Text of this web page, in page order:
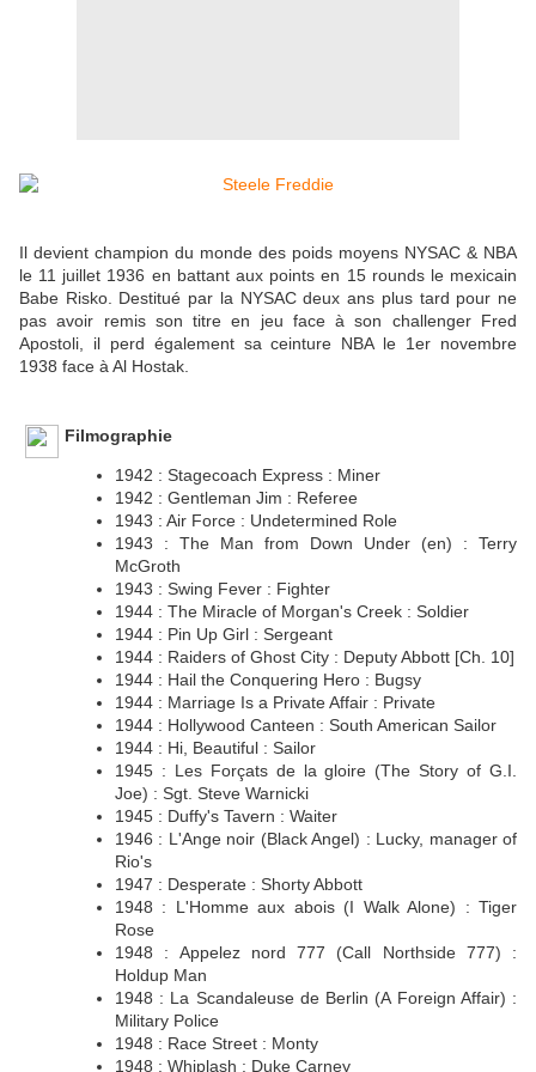
Il devient champion du monde des poids moyens NYSAC & NBA
le 11 juillet 1936 en battant aux points en 15 rounds le mexicain
Babe Risko. Destitué par la NYSAC deux ans plus tard pour ne
pas avoir remis son titre en jeu face à son challenger Fred
Apostoli, il perd également sa ceinture NBA le 1er novembre
1938 face à Al Hostak.
Filmographie
1942 : Stagecoach Express : Miner
1942 : Gentleman Jim : Referee
1943 : Air Force : Undetermined Role
1943 : The Man from Down Under (en) : Terry
McGroth
1943 : Swing Fever : Fighter
1944 : The Miracle of Morgan's Creek : Soldier
1944 : Pin Up Girl : Sergeant
1944 : Raiders of Ghost City : Deputy Abbott [Ch. 10]
1944 : Hail the Conquering Hero : Bugsy
1944 : Marriage Is a Private Affair : Private
1944 : Hollywood Canteen : South American Sailor
1944 : Hi, Beautiful : Sailor
1945 : Les Forçats de la gloire (The Story of G.I.
Joe) : Sgt. Steve Warnicki
1945 : Duffy's Tavern : Waiter
1946 : L'Ange noir (Black Angel) : Lucky, manager of
Rio's
1947 : Desperate : Shorty Abbott
1948 : L'Homme aux abois (I Walk Alone) : Tiger
Rose
1948 : Appelez nord 777 (Call Northside 777) :
Holdup Man
1948 : La Scandaleuse de Berlin (A Foreign Affair) :
Military Police
1948 : Race Street : Monty
1948 : Whiplash : Duke Carney